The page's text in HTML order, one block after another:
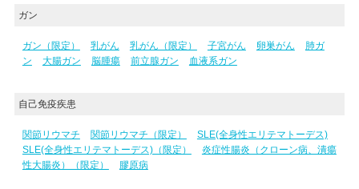
ガン
ガン（限定） 乳がん 乳がん（限定） 子宮がん 卵巣がん
肺ガ
ン
大腸ガン 脳腫瘍 前立腺ガン 血液系ガン
自己免疫疾患
関節リウマチ 関節リウマチ（限定）
SLE(全身性エリテマトーデス)
SLE(全身性エリテマトーデス)（限定）
炎症性腸炎（クローン病、潰瘍
性大腸炎）（限定）
膠原病